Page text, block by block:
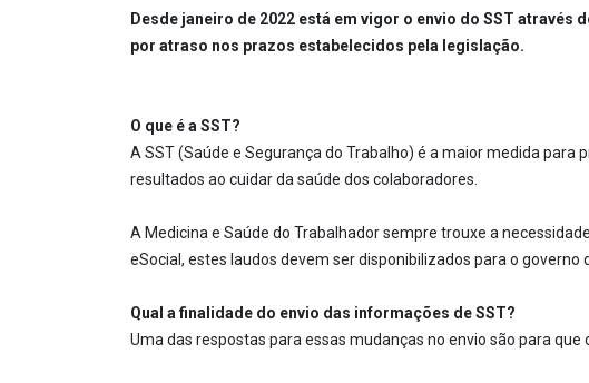
Desde janeiro de 2022 está em vigor o envio do SST
por atraso nos prazos estabelecidos pela legislação.
O que é a SST?
A SST (Saúde e Segurança do Trabalho) é a maior medida
resultados ao cuidar da saúde dos colaboradores.
A Medicina e Saúde do Trabalhador sempre trouxe a
eSocial, estes laudos devem ser disponibilizados para o
Qual a finalidade do envio das informações de SST?
Uma das respostas para essas mudanças no envio são para